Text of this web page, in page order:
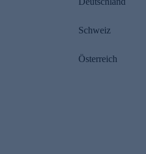
Schweiz
Österreich